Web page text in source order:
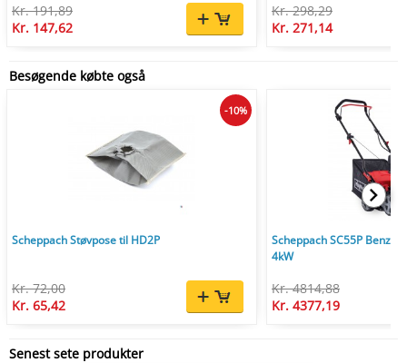
Kr. 191,89
Kr. 147,62
Kr. 298,29
Kr. 271,14
Besøgende købte også
Scheppach Støvpose til HD2P
Kr. 72,00
Kr. 65,42
-10%
Scheppach SC55P
4kW
Kr. 4814,88
Kr. 4377,19
Senest sete produkter